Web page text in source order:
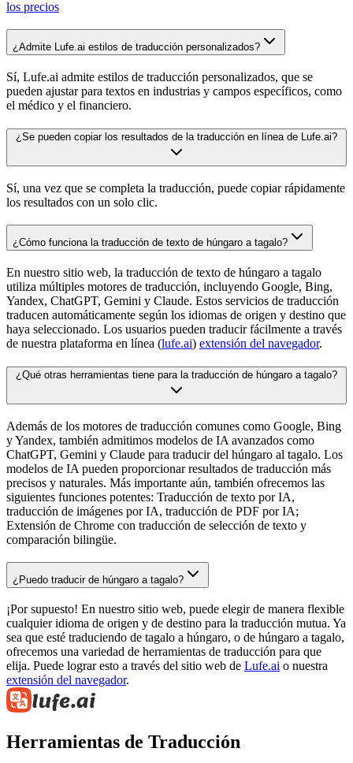
los precios
¿Admite Lufe.ai estilos de traducción personalizados?
Sí, Lufe.ai admite estilos de traducción personalizados, que se
pueden ajustar para textos en industrias y campos específicos, como
el médico y el financiero.
¿Se pueden copiar los resultados de la traducción en línea de Lufe.ai?
Sí, una vez que se completa la traducción, puede copiar rápidamente
los resultados con un solo clic.
¿Cómo funciona la traducción de texto de húngaro a tagalo?
En nuestro sitio web, la traducción de texto de húngaro a tagalo
utiliza múltiples motores de traducción, incluyendo Google, Bing,
Yandex, ChatGPT, Gemini y Claude. Estos servicios de traducción
traducen automáticamente según los idiomas de origen y destino que
haya seleccionado. Los usuarios pueden traducir fácilmente a través
de nuestra plataforma en línea (lufe.ai) extensión del navegador.
¿Qué otras herramientas tiene para la traducción de húngaro a tagalo?
Además de los motores de traducción comunes como Google, Bing
y Yandex, también admitimos modelos de IA avanzados como
ChatGPT, Gemini y Claude para traducir del húngaro al tagalo. Los
modelos de IA pueden proporcionar resultados de traducción más
precisos y naturales. Más importante aún, también ofrecemos las
siguientes funciones potentes: Traducción de texto por IA,
traducción de imágenes por IA, traducción de PDF por IA;
Extensión de Chrome con traducción de selección de texto y
comparación bilingüe.
¿Puedo traducir de húngaro a tagalo?
¡Por supuesto! En nuestro sitio web, puede elegir de manera flexible
cualquier idioma de origen y de destino para la traducción mutua. Ya
sea que esté traduciendo de tagalo a húngaro, o de húngaro a tagalo,
ofrecemos una variedad de herramientas de traducción para que
elija. Puede lograr esto a través del sitio web de Lufe.ai o nuestra
extensión del navegador.
Herramientas de Traducción